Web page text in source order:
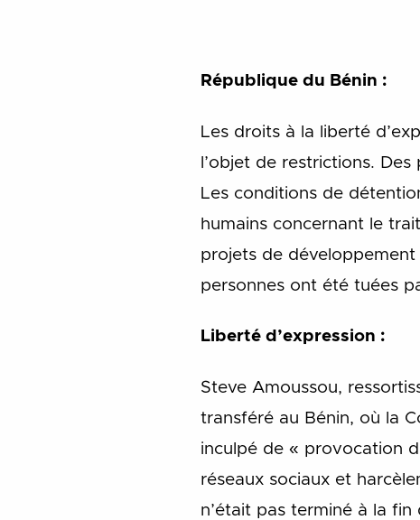
République du Bénin :
Les droits à la liberté
l’objet de restrictions.
Les conditions de
humains concernant le
projets de développement
personnes ont été tuées
Liberté d’expression :
Steve Amoussou,
transféré au Bénin, où la
inculpé de « provocation
réseaux sociaux et
n’était pas terminé à la fin